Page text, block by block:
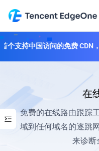
支持中国访问的免费 CDN
在
免费的在线路由跟踪
域到任何域名的逐跳
来诊断